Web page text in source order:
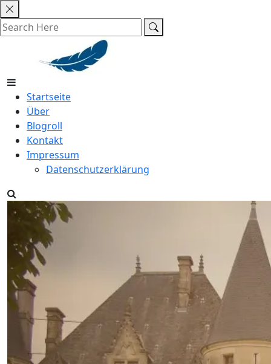
Skip
to
content
Startseite
Über
Blogroll
Kontakt
Impressum
Datenschutzerklärung